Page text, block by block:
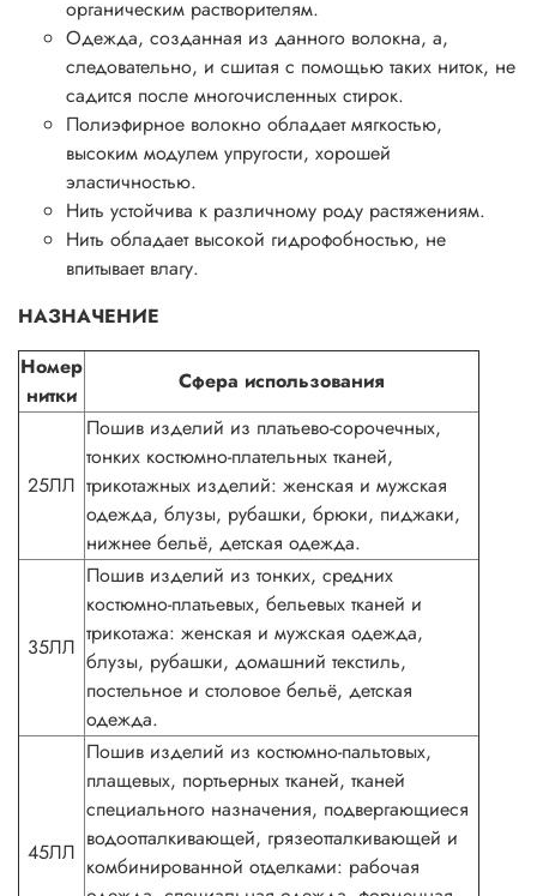
органическим растворителям.
Одежда, созданная из данного волокна, а,
следовательно, и сшитая с помощью таких ниток, не
садится после многочисленных стирок.
Полиэфирное волокно обладает мягкостью,
высоким модулем упругости, хорошей
эластичностью.
Нить устойчива к различному роду растяжениям.
Нить обладает высокой гидрофобностью, не
впитывает влагу.
НАЗНАЧЕНИЕ
Номер
нитки
Сфера использования
25ЛЛ
Пошив изделий из платьево-сорочечных,
тонких костюмно-плательных тканей,
трикотажных изделий: женская и мужская
одежда, блузы, рубашки, брюки, пиджаки,
нижнее бельё, детская одежда.
35ЛЛ
Пошив изделий из тонких, средних
костюмно-платьевых, бельевых тканей и
трикотажа: женская и мужская одежда,
блузы, рубашки, домашний текстиль,
постельное и столовое бельё, детская
одежда.
45ЛЛ
Пошив изделий из костюмно-пальтовых,
плащевых, портьерных тканей, тканей
специального назначения, подвергающиеся
водоотталкивающей, грязеотталкивающей и
комбинированной отделками: рабочая